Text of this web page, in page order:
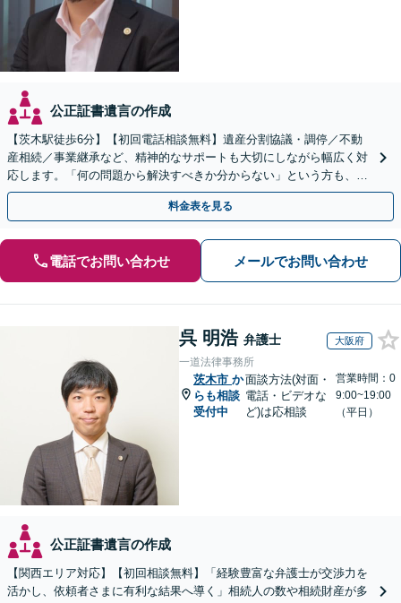
公正証書遺言の作成
【茨木駅徒歩6分】【初回電話相談無料】遺産分割協議・調停／不動
産相続／事業継承など、精神的なサポートも大切にしながら幅広く対
応します。「何の問題から解決すべきか分からない」という方も、お
気軽にご相談ください【関連士業と連携】
料金表を見る
電話でお問い合わせ メールでお問い合わせ
呉 明浩 弁護士 大阪府
一道法律事務所
茨木市 か
らも相談
受付中
面談方法(対面・
電話・ビデオな
ど)は応相談
営業時間：0
9:00~19:00
（平日）
公正証書遺言の作成
【関西エリア対応】【初回相談無料】「経験豊富な弁護士が交渉力を
活かし、依頼者さまに有利な結果へ導く」相続人の数や相続財産が多